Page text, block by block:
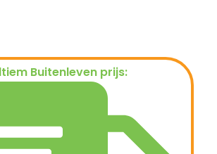
Buitenleven prijs: